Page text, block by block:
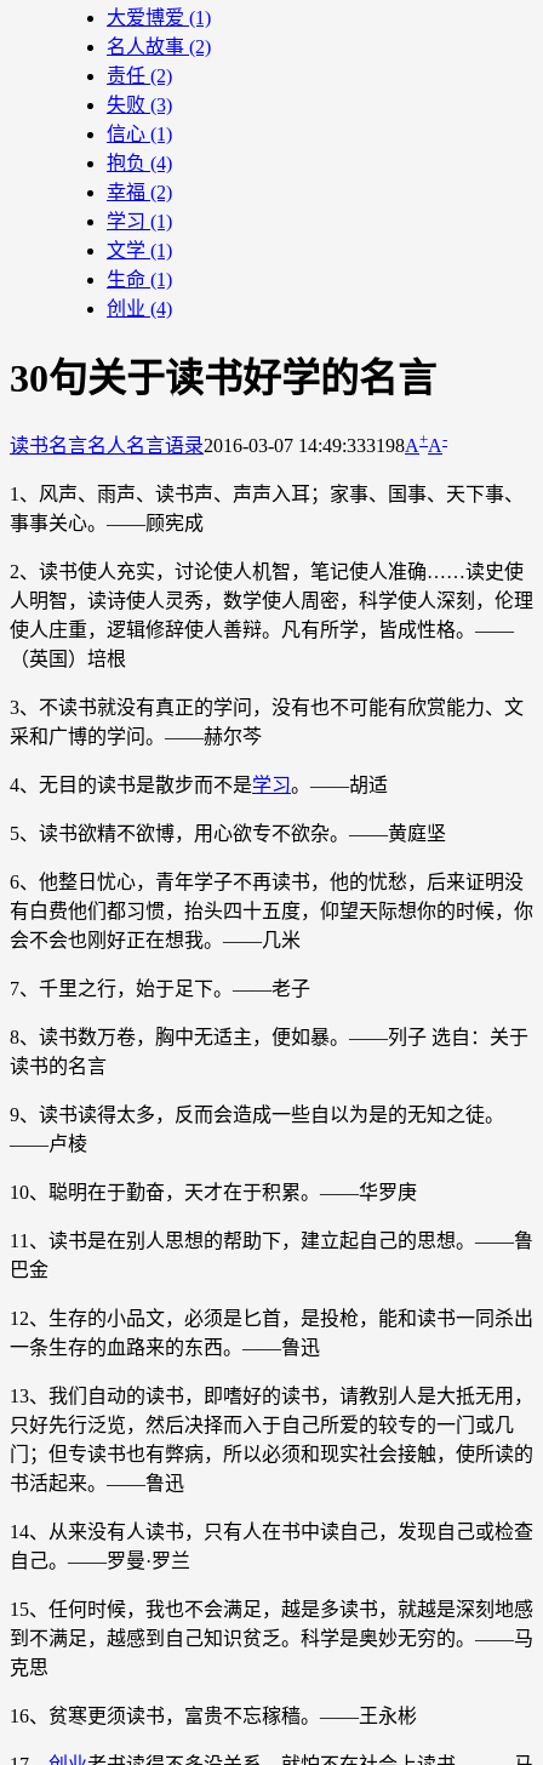
大爱博爱 (1)
名人故事 (2)
责任 (2)
失败 (3)
信心 (1)
抱负 (4)
幸福 (2)
学习 (1)
文学 (1)
生命 (1)
创业 (4)
30句关于读书好学的名言
读书名言名人名言语录2016-03-07 14:49:333198A+A-
1、风声、雨声、读书声、声声入耳；家事、国事、天下事、
事事关心。——顾宪成
2、读书使人充实，讨论使人机智，笔记使人准确……读史使
人明智，读诗使人灵秀，数学使人周密，科学使人深刻，伦理
使人庄重，逻辑修辞使人善辩。凡有所学，皆成性格。——
（英国）培根
3、不读书就没有真正的学问，没有也不可能有欣赏能力、文
采和广博的学问。——赫尔芩
4、无目的读书是散步而不是学习。——胡适
5、读书欲精不欲博，用心欲专不欲杂。——黄庭坚
6、他整日忧心，青年学子不再读书，他的忧愁，后来证明没
有白费他们都习惯，抬头四十五度，仰望天际想你的时候，你
会不会也刚好正在想我。——几米
7、千里之行，始于足下。——老子
8、读书数万卷，胸中无适主，便如暴。——列子 选自：关于
读书的名言
9、读书读得太多，反而会造成一些自以为是的无知之徒。
——卢棱
10、聪明在于勤奋，天才在于积累。——华罗庚
11、读书是在别人思想的帮助下，建立起自己的思想。——鲁
巴金
12、生存的小品文，必须是匕首，是投枪，能和读书一同杀出
一条生存的血路来的东西。——鲁迅
13、我们自动的读书，即嗜好的读书，请教别人是大抵无用，
只好先行泛览，然后决择而入于自己所爱的较专的一门或几
门；但专读书也有弊病，所以必须和现实社会接触，使所读的
书活起来。——鲁迅
14、从来没有人读书，只有人在书中读自己，发现自己或检查
自己。——罗曼·罗兰
15、任何时候，我也不会满足，越是多读书，就越是深刻地感
到不满足，越感到自己知识贫乏。科学是奥妙无穷的。——马
克思
16、贫寒更须读书，富贵不忘稼穑。——王永彬